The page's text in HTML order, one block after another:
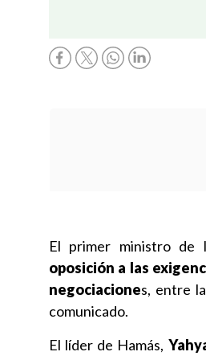
El primer ministro de
oposición a las
negociaciones, entre
comunicado.
El líder de Hamás,